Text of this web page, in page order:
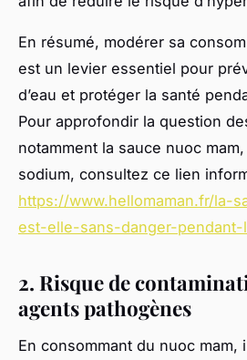
En résumé, modérer sa
est un levier essentiel pour
d’eau et protéger la santé
Pour approfondir la question
notamment la sauce nuoc
sodium, consultez ce lien
https://www.hellomaman.fr/la-
est-elle-sans-danger-
2. Risque de
agents pathogènes
En consommant du nuoc mam,